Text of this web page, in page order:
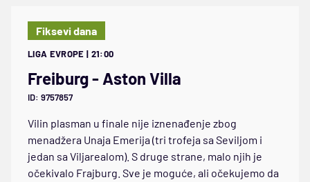
Fiksevi dana
LIGA EVROPE | 21:00
Freiburg - Aston Villa
ID: 9757857
Vilin plasman u finale nije iznenađenje zbog
menadžera Unaja Emerija (tri trofeja sa Seviljom i
jedan sa Viljarealom). S druge strane, malo njih je
očekivalo Frajburg. Sve je moguće, ali očekujemo da